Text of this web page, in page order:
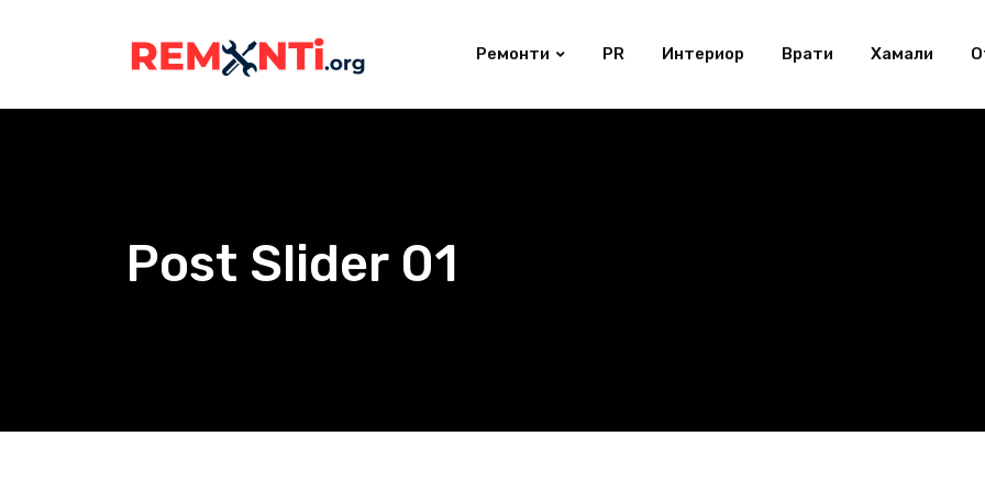
Ремонти PR Интериор Врати Хамали
Post Slider 01